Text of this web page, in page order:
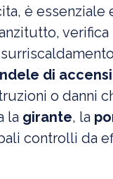
è essenziale
verifica
di
o danni
la girante, la
controlli da